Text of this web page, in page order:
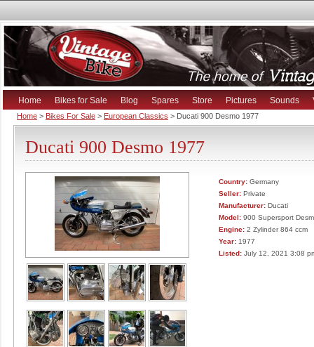
Home Bikes for Sale Blog Spares Store Pictures Sounds
Home > Bikes For Sale > European Classics > Ducati 900 Desmo 1977
Ducati 900 Desmo 1977
Country: Germany
Seller: Private
Manufacturer: Ducati
Model: 900 Supersport
Engine: 2 Zylinder 864 ccm
Year: 1977
Listed: July 12, 2021 3:08